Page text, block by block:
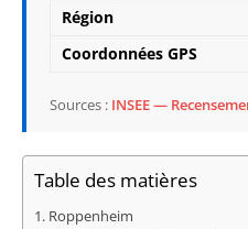
Région
Coordonnées GPS
Sources : INSEE —
Table des matières
Roppenheim